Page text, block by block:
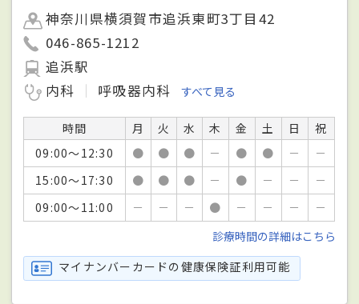
神奈川県横須賀市追浜東町3丁目42
046-865-1212
追浜駅
内科
呼吸器内科 すべて見る
時間 月 火 水 木 金 土 日
祝
09:00～12:30
● ● ● － ● ● －
－
15:00～17:30
● ● ● － ● － －
－
09:00～11:00
－ － － ● － － －
－
診療時間の詳細はこちら
マイナンバーカードの健康保険証利用可能